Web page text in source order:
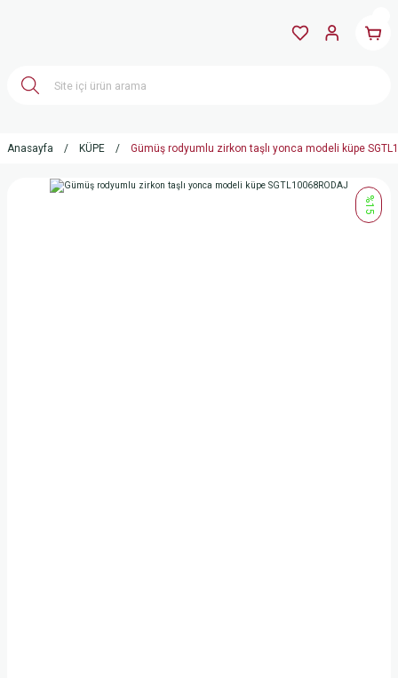
Anasayfa KÜPE Gümüş rodyumlu zirkon taşlı yonca modeli küpe
%15